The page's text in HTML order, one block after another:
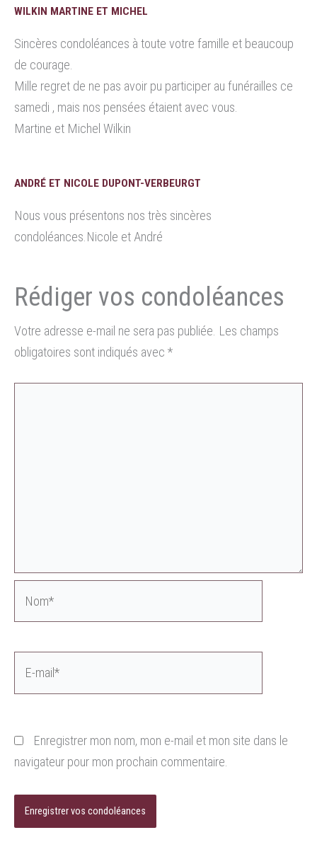
WILKIN MARTINE ET MICHEL
Sincères condoléances à toute votre famille et beaucoup
de courage.
Mille regret de ne pas avoir pu participer au funérailles ce
samedi , mais nos pensées étaient avec vous.
Martine et Michel Wilkin
ANDRÉ ET NICOLE DUPONT-VERBEURGT
Nous vous présentons nos très sincères
condoléances.Nicole et André
Votre adresse e-mail ne sera pas publiée. Les champs
obligatoires sont indiqués avec *
Enregistrer mon nom, mon e-mail et mon site dans le
navigateur pour mon prochain commentaire.